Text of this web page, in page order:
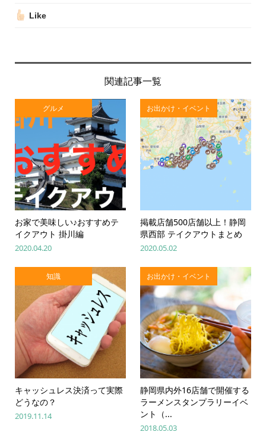
Like
関連記事一覧
グルメ
お家で美味しい♪おすすめテ
イクアウト 掛川編
2020.04.20
お出かけ・イベント
掲載店舗500店舗以上！静岡
県西部 テイクアウトまとめ
2020.05.02
知識
キャッシュレス決済って実際
どうなの？
2019.11.14
お出かけ・イベント
静岡県内外16店舗で開催する
ラーメンスタンプラリーイベ
ント（...
2018.05.03